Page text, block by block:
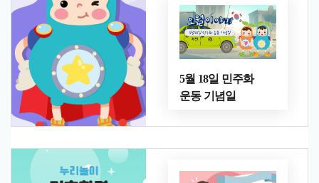
5월 18일 민주화
운동 기념일